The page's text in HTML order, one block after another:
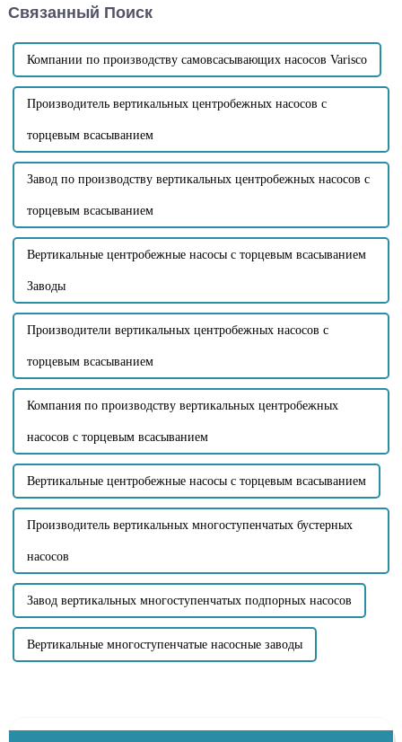
удобство эксплуатации
спрос на производительность
насосов...
предоставьте решение ...
Связанный Поиск
Компании по производству самовсасывающих насосов Varisco
Производитель вертикальных центробежных насосов с
торцевым всасыванием
Завод по производству вертикальных центробежных насосов с
торцевым всасыванием
Вертикальные центробежные насосы с торцевым всасыванием
Заводы
Производители вертикальных центробежных насосов с
торцевым всасыванием
Компания по производству вертикальных центробежных
насосов с торцевым всасыванием
Вертикальные центробежные насосы с торцевым всасыванием
Производитель вертикальных многоступенчатых бустерных
насосов
Завод вертикальных многоступенчатых подпорных насосов
Вертикальные многоступенчатые насосные заводы